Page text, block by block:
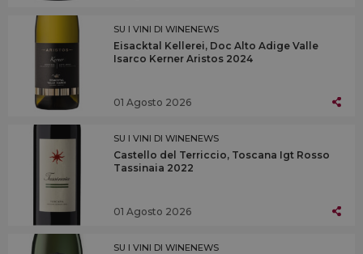
SU I VINI DI WINENEWS
Eisacktal Kellerei, Doc Alto Adige Valle
Isarco Kerner Aristos 2024
01 Agosto 2026
SU I VINI DI WINENEWS
Castello del Terriccio, Toscana Igt Rosso
Tassinaia 2022
01 Agosto 2026
SU I VINI DI WINENEWS